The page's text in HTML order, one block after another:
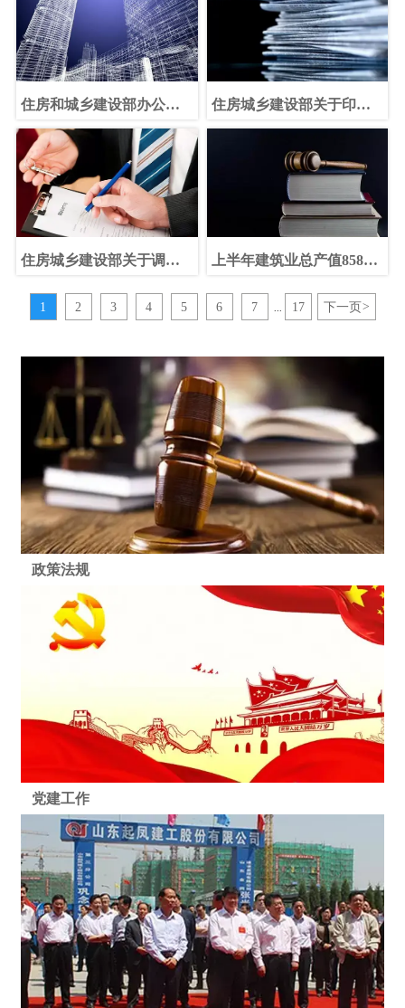
住房和城乡建设部办公厅
一延续有关事项的通知
住房城乡建设部关于印发
住房城乡建设部关于调整
资产指标考核有关问题的
通知
上半年建筑业总产值85871
1 2 3 4 5 6 7 ... 17 下一页 >
政策法规
党建工作